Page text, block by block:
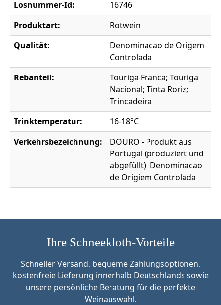
Losnummer-Id:
16746
Produktart:
Rotwein
Qualität:
Denominacao de Origem
Controlada
Rebanteil:
Touriga Franca; Touriga
Nacional; Tinta Roriz;
Trincadeira
Trinktemperatur:
16-18°C
Verkehrsbezeichnung:
DOURO - Produkt aus
Portugal (produziert und
abgefüllt), Denominacao
de Origiem Controlada
Ihre Schneekloth-Vorteile
Schneller Versand, bequeme Zahlungsoptionen,
kostenfreie Lieferung innerhalb Deutschlands sowie
unsere persönliche Beratung für die perfekte
Weinauswahl.